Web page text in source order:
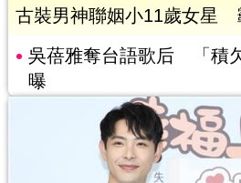
古裝男神聯姻小11歲女星
吳蓓雅奪台語歌后 「積
曝